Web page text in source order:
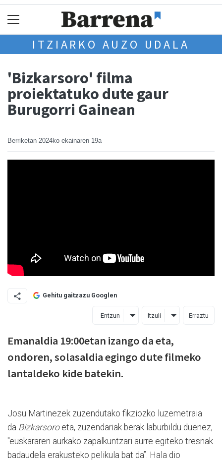
ITZIARKO AUZO UDALA
'Bizkarsoro' filma
proiektatuko dute gaur
Burugorri Gainean
Berriketan 2024ko ekainaren 19a
Gehitu gaitzazu Googlen
Entzun Itzuli Erraztu
Emanaldia 19:00etan izango da eta,
ondoren, solasaldia egingo dute filmeko
lantaldeko kide batekin.
Josu Martinezek zuzendutako fikziozko luzemetraia
da Bizkarsoro eta, zuzendariak berak laburbildu duenez,
"euskararen aurkako zapalkuntzari aurre egiteko tresnak
badaudela erakusteko pelikula bat da”. Hala dio